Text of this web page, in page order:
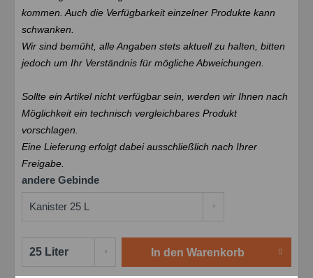
kommen. Auch die Verfügbarkeit einzelner Produkte kann
schwanken.
Wir sind bemüht, alle Angaben stets aktuell zu halten, bitten
jedoch um Ihr Verständnis für mögliche Abweichungen.
Sollte ein Artikel nicht verfügbar sein, werden wir Ihnen nach
Möglichkeit ein technisch vergleichbares Produkt
vorschlagen.
Eine Lieferung erfolgt dabei ausschließlich nach Ihrer
Freigabe.
andere Gebinde
In den Warenkorb